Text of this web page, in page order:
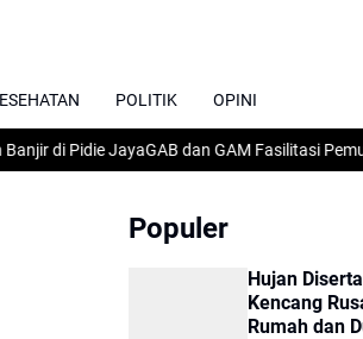
POLITIK OPINI
di Pidie JayaGAB dan GAM Fasilitasi
Populer
Hujan
Kencang
Rumah dan